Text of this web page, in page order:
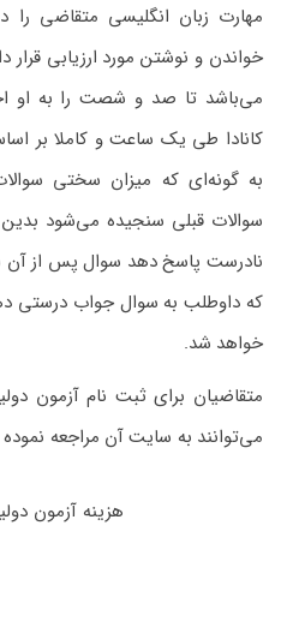
مهارت زبان انگلیسی متقاضی را
خواندن و نوشتن مورد ارزیابی قرار
می‌باشد تا صد و شصت را به او
کانادا طی یک ساعت و کاملا بر
به گونه‌ای که میزان سختی
سوالات قبلی سنجیده می‌شود
نادرست پاسخ دهد سوال پس از
که داوطلب به سوال جواب درستی
خواهد شد.
متقاضیان برای ثبت نام آزمون
می‌توانند به سایت آن مراجعه نموده
هزینه آزمون